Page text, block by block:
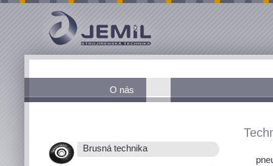
O nás
Brusná technika